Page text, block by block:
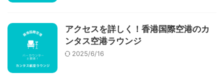
アクセスを詳しく！香港国際空港のカ
ンタス空港ラウンジ
2025/6/16